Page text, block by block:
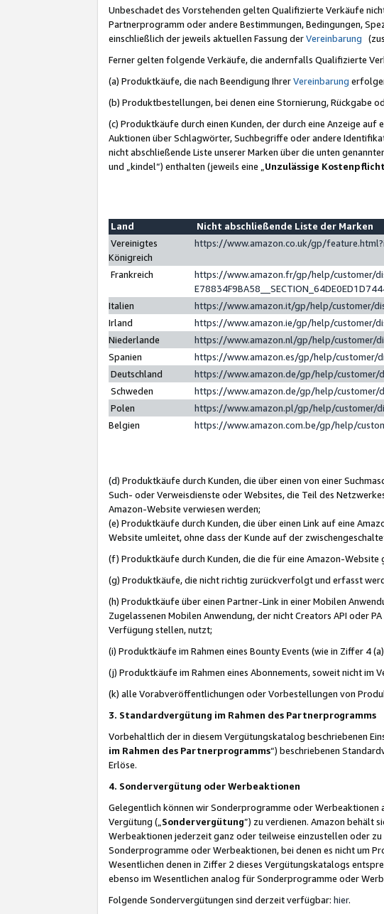
Unbeschadet des Vorstehenden gelten Qualifizierte Verkäufe
Partnerprogramm oder andere Bestimmungen, Bedingungen,
einschließlich der jeweils aktuellen Fassung derVereinbarung
Ferner gelten folgende Verkäufe, die andernfalls Qualifizierte
(a) Produktkäufe, die nach Beendigung IhrerVereinbarung
(b) Produktbestellungen, bei denen eine Stornierung, Rückgabe
(c) Produktkäufe durch einen Kunden, der durch eine Anzeige
Auktionen über Schlagwörter, Suchbegriffe oder andere
nicht abschließende Liste unserer Marken über die unten
und „kindel“) enthalten (jeweils eine „ Unzulässige
Land
Nicht abschließende Liste der Marken
Vereinigtes
Königreich
https://www.amazon.co.uk/gp/
Frankreich
https://www.amazon.fr/gp/help/customer/
Italien
https://www.amazon.it/gp/help/customer/
Irland
https://www.amazon.ie/gp/help/customer/
Niederlande
https://www.amazon.nl/gp/help/customer/
Spanien
https://www.amazon.es/gp/help/customer/
Deutschland
https://www.amazon.de/gp/help/customer/
Schweden
https://www.amazon.de/gp/help/customer/
Polen
https://www.amazon.pl/gp/help/customer/
Belgien
https://www.amazon.com.be/gp/help/
(d) Produktkäufe durch Kunden, die über einen von einer
Such- oder Verweisdienste oder Websites, die Teil des
Amazon-Website verwiesen werden;
(e) Produktkäufe durch Kunden, die über einen Link auf eine
Website umleitet, ohne dass der Kunde auf der
(f) Produktkäufe durch Kunden, die die für eine Amazon-
(g) Produktkäufe, die nicht richtig zurückverfolgt und erfasst
(h) Produktkäufe über einen Partner-Link in einer Mobilen
Zugelassenen Mobilen Anwendung, der nicht Creators API oder
Verfügung stellen, nutzt;
(i) Produktkäufe im Rahmen eines Bounty Events (wie in Ziffer 4
(j) Produktkäufe im Rahmen eines Abonnements, soweit nicht im
(k) alle Vorabveröffentlichungen oder Vorbestellungen von
3. Standardvergütung im Rahmen des Partnerprogramms
Vorbehaltlich der in diesem Vergütungskatalog beschriebenen
im Rahmen des Partnerprogramms“) beschriebenen
Erlöse.
4. Sondervergütung oder Werbeaktionen
Gelegentlich können wir Sonderprogramme oder
Vergütung („ Sondervergütung”) zu verdienen. Amazon behält
Werbeaktionen jederzeit ganz oder teilweise einzustellen oder
Sonderprogramme oder Werbeaktionen, bei denen es nicht um
Wesentlichen denen in Ziffer 2 dieses Vergütungskatalogs
ebenso im Wesentlichen analog für Sonderprogramme oder
Folgende Sondervergütungen sind derzeit verfügbar: hier.